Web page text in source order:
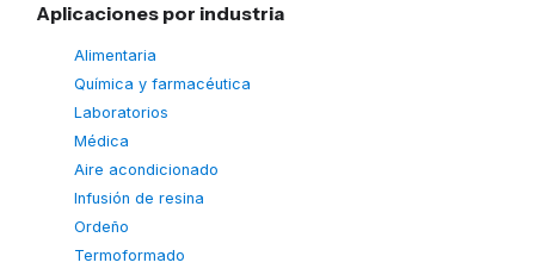
Aplicaciones por industria
Alimentaria
Química y farmacéutica
Laboratorios
Médica
Aire acondicionado
Infusión de resina
Ordeño
Termoformado